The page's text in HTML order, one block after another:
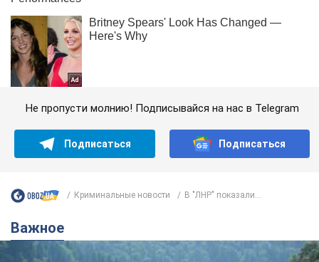
Не пропусти молнию! Подписывайся на нас в Telegram
Подписаться Подписаться
Криминальные новости В "ЛНР" показали...
Важное